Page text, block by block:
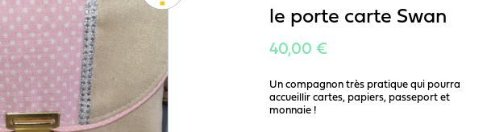
le porte carte Swan
40,00 €
Un compagnon très pratique qui pourra
accueillir cartes, papiers, passeport et
monnaie !